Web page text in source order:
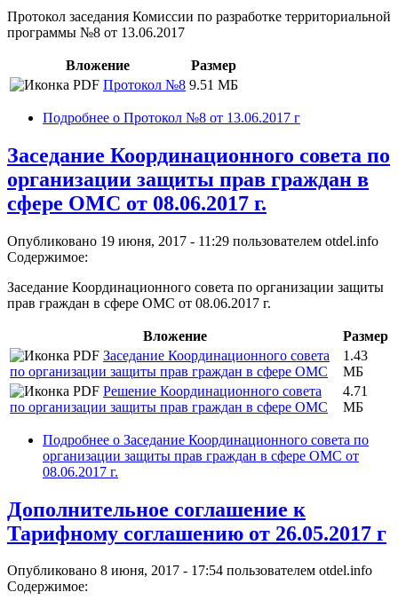
Протокол заседания Комиссии по разработке территориальной
программы №8 от 13.06.2017
Вложение
Размер
Протокол №8 9.51 МБ
Подробнее о Протокол №8 от 13.06.2017 г
Заседание Координационного совета по
организации защиты прав граждан в
сфере ОМС от 08.06.2017 г.
Опубликовано 19 июня, 2017 - 11:29 пользователем otdel.info
Содержимое:
Заседание Координационного совета по организации защиты
прав граждан в сфере ОМС от 08.06.2017 г.
Вложение
Размер
Заседание Координационного совета
по организации защиты прав граждан в сфере ОМС
1.43
МБ
Решение Координационного совета
по организации защиты прав граждан в сфере ОМС
4.71
МБ
Подробнее о Заседание Координационного совета по
организации защиты прав граждан в сфере ОМС от
08.06.2017 г.
Дополнительное соглашение к
Тарифному соглашению от 26.05.2017 г
Опубликовано 8 июня, 2017 - 17:54 пользователем otdel.info
Содержимое: